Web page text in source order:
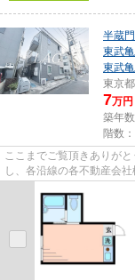
半蔵
東武
東武
東京都
7万円
築年
階数
ここまでご覧頂きありが
し、各沿線の各不動産会